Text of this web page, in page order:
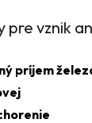
pre vznik
príjem